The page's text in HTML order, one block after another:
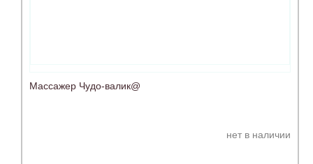
Массажер Чудо-валик@
нет в наличии